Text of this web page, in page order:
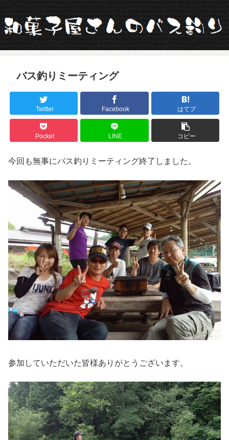
バス釣りミーティング
Twitter Facebook はてブ
Pocket LINE コピー
今回も無事にバス釣りミーティング終了しました。
参加していただいた皆様ありがとうございます。